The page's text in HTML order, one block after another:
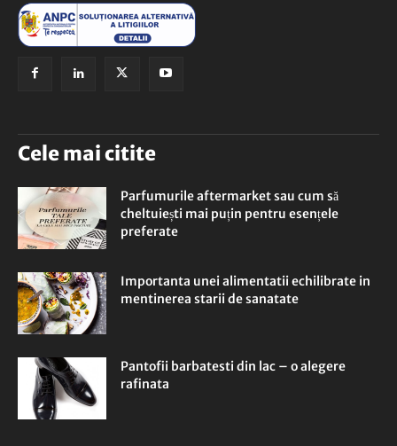
Cele mai citite
Parfumurile aftermarket sau cum să
cheltuiești mai puțin pentru esențele
preferate
Importanta unei alimentatii echilibrate in
mentinerea starii de sanatate
Pantofii barbatesti din lac – o alegere
rafinata